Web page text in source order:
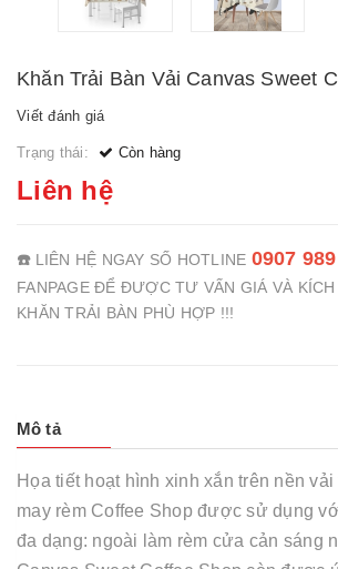
Khăn Trải Bàn Vải Canvas Sweet
Viết đánh giá
Trạng thái: Còn hàng
Liên hệ
☎️ LIÊN HỆ NGAY SỐ HOTLINE 0907
FANPAGE ĐỂ ĐƯỢC TƯ VẤN GIÁ VÀ
KHĂN TRẢI BÀN PHÙ HỢP !!!
Mô tả
Họa tiết hoạt hình xinh xắn trên nền
may rèm Coffee Shop được sử dụng
đa dạng: ngoài làm rèm cửa cản sáng